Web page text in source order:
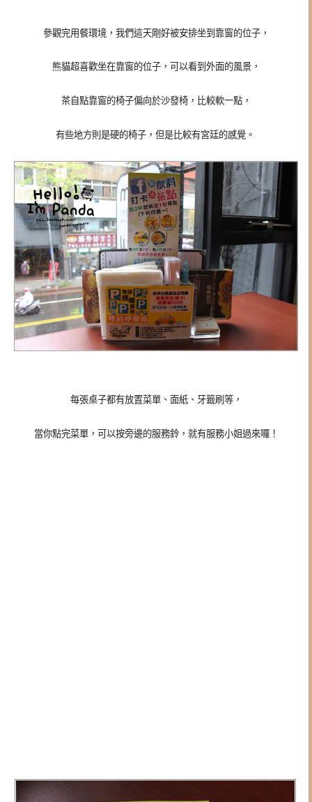
參觀完用餐環境，我們這天剛好被安排坐到靠窗的位子，
熊貓超喜歡坐在靠窗的位子，可以看到外面的風景，
茶自點靠窗的椅子偏向於沙發椅，比較軟一點，
有些地方則是硬的椅子，但是比較有宮廷的感覺。
每張桌子都有放置菜單、面紙、牙籤刷等，
當你點完菜單，可以按旁邊的服務鈴，就有服務小姐過來囉！